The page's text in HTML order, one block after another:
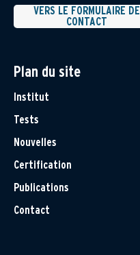
VERS LE FORMULAIRE DE
CONTACT
Plan du site
Institut
Tests
Nouvelles
Certification
Publications
Contact